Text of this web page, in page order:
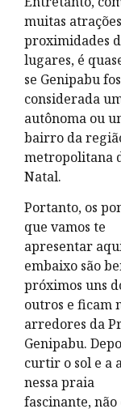
muitas
proximidades
lugares, é
se Genipabu
considerada
autônoma ou
bairro da
metropolitana
Natal.
Portanto, os
que vamos te
apresentar
embaixo são
próximos uns
outros e ficam
arredores da
Genipabu.
curtir o sol e a
nessa praia
fascinante, não